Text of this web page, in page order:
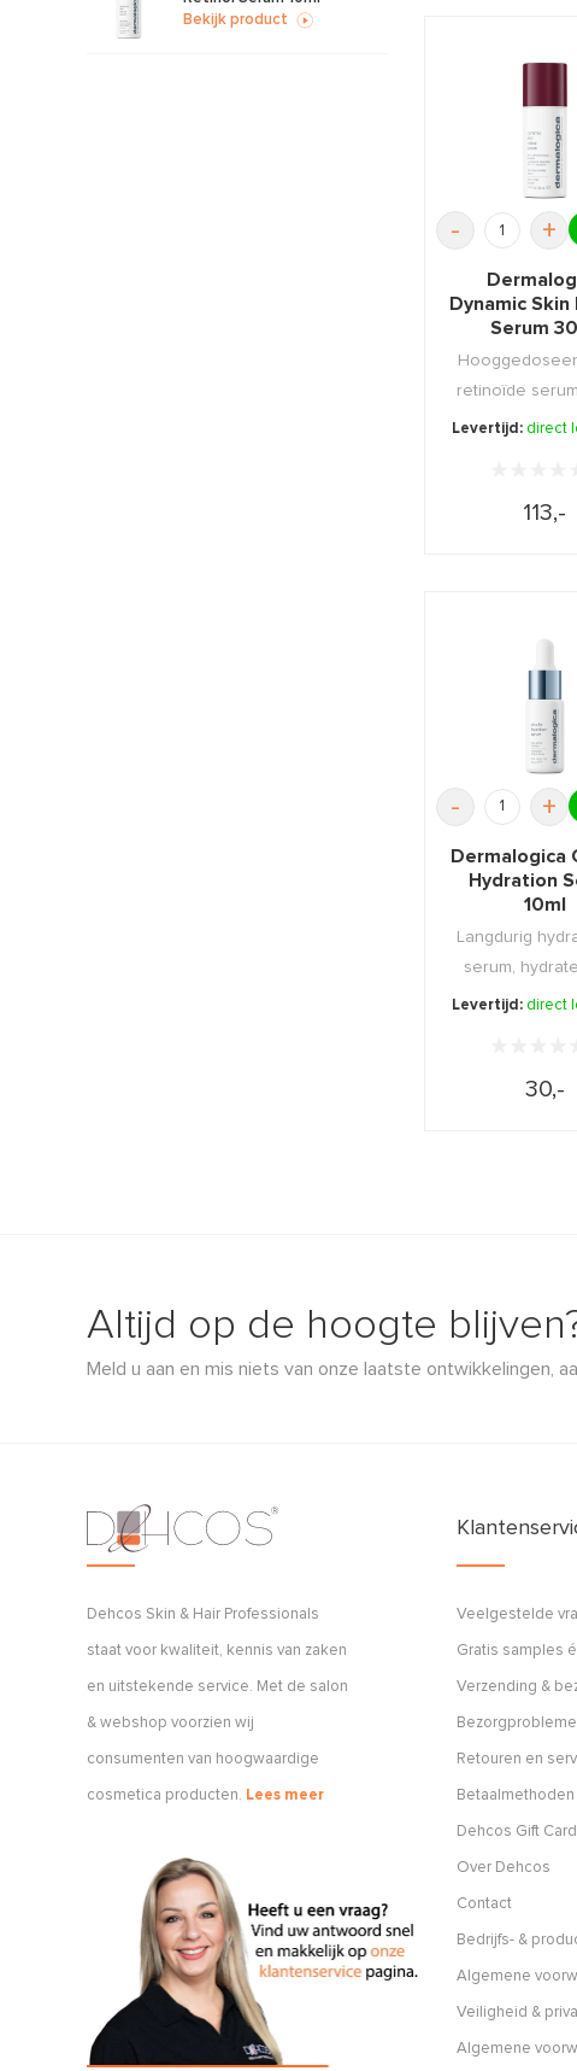
Bekijk product
- +
Dynamic Skin
Serum
retinoïde
4 tekenen
Levertijd: direct
113,-
- +
Dermalogica
Hydration
10ml
Langdurig
serum,
voedt de huid
Levertijd: direct
30,-
Altijd op de hoogte
Meld u aan en mis niets van onze laatste ontwikkelingen,
Dehcos Skin & Hair Professionals
staat voor kwaliteit, kennis van zaken
en uitstekende service. Met de salon
& webshop voorzien wij
consumenten van hoogwaardige
cosmetica producten. Lees meer
Veelgestelde
Gratis samples
Verzending &
Retouren en
Betaalmethoden
Dehcos Gift
Over Dehcos
Contact
Bedrijfs- &
Algemene
Veiligheid &
Algemene